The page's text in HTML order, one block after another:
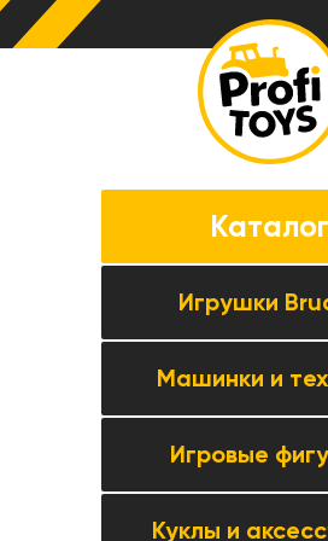
Каталог
Игрушки
Все товары
Комбайны
Тракторы
Прицепная техника
Машинки и
Все товары
Коллекционные
Игровые
Все товары
Куклы и